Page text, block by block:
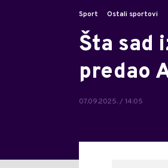
Sport Ostali sportovi
Šta sad
predao
07.09.2025. / 14:05